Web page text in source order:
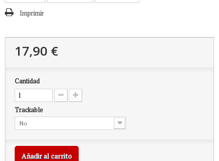
Imprimir
17,90 €
Cantidad
Trackable
No
Añadir al carrito